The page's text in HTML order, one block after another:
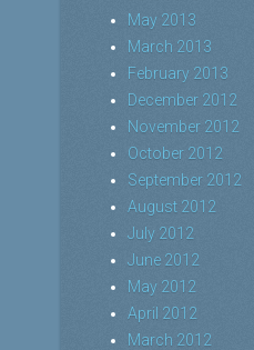
May 2013
March 2013
February 2013
December 2012
November 2012
October 2012
September 2012
August 2012
July 2012
June 2012
May 2012
April 2012
March 2012